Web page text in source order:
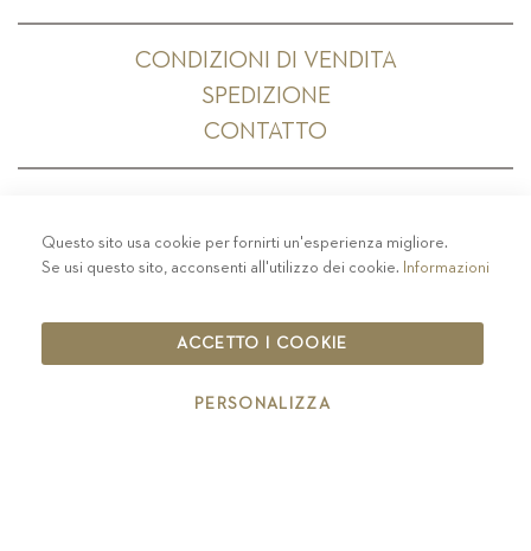
CONDIZIONI DI VENDITA
SPEDIZIONE
CONTATTO
PRIVACY-COLOPHON - COOKIE POLICY
CODICE ETICO
IT00126670215
Questo sito usa cookie per fornirti un'esperienza migliore.
Se usi questo sito, acconsenti all'utilizzo dei cookie. Informazioni
ACCETTO I COOKIE
PERSONALIZZA